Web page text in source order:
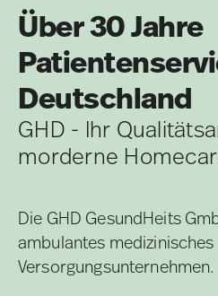
Über 30 Jahre
Deutschland
GHD - Ihr
morderne
Die GHD GesundHeits
ambulantes medizinisches
Versorgungsunternehmen.